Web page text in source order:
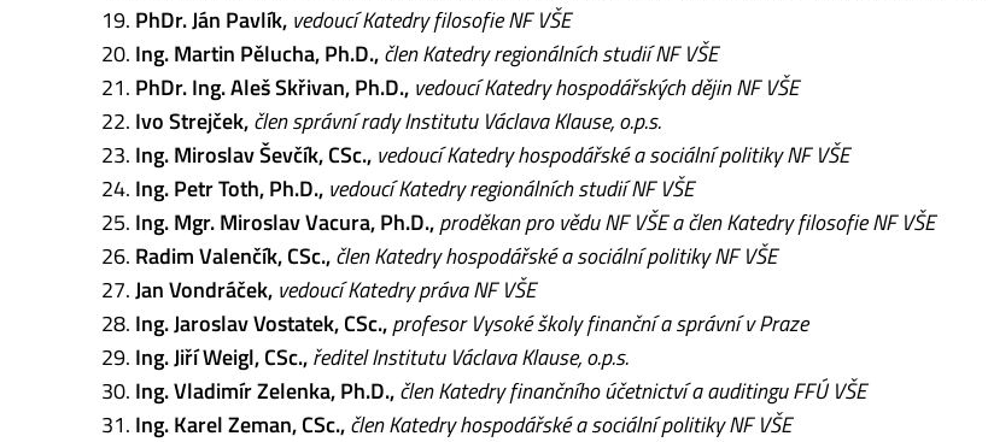
PhDr. Ján Pavlík, vedoucí Katedry filosofie NF VŠE
Ing. Martin Pělucha, Ph.D.,člen Katedry regionálních studií NF VŠE
PhDr. Ing. Aleš Skřivan, Ph.D., vedoucí Katedry hospodářských dějin NF VŠE
Ivo Strejček,člen správní rady Institutu Václava Klause, o.p.s.
Ing. Miroslav Ševčík, CSc., vedoucí Katedry hospodářské a sociální politiky NF VŠE
Ing. Petr Toth, Ph.D., vedoucí Katedry regionálních studií NF VŠE
Ing. Mgr. Miroslav Vacura, Ph.D.,proděkan pro vědu NF VŠE a člen Katedry filosofie NF VŠE
Radim Valenčík, CSc.,člen Katedry hospodářské a sociální politiky NF VŠE
Jan Vondráček, vedoucí Katedry práva NF VŠE
Ing. Jaroslav Vostatek, CSc.,profesor Vysoké školy finanční a správní v Praze
Ing. Jiří Weigl, CSc.,ředitel Institutu Václava Klause, o.p.s.
Ing. Vladimír Zelenka, Ph.D.,člen Katedry finančního účetnictví a auditingu FFÚ VŠE
Ing. Karel Zeman, CSc.,člen Katedry hospodářské a sociální politiky NF VŠE